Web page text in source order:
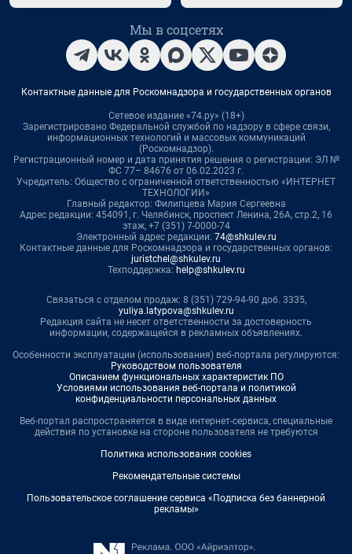
Мы в соцсетях
Контактные данные для Роскомнадзора и государственных органов
Сетевое издание «74.ру» (18+)
Зарегистрировано Федеральной службой по надзору в сфере связи,
информационных технологий и массовых коммуникаций
(Роскомнадзор).
Регистрационный номер и дата принятия решения о регистрации: ЭЛ №
ФС 77– 84676 от 06.02.2023 г.
Учредитель: Общество с ограниченной ответственностью «ИНТЕРНЕТ
ТЕХНОЛОГИИ»
Главный редактор: Филипцева Мария Сергеевна
Адрес редакции: 454091, г. Челябинск, проспект Ленина, 26А, стр.2, 16
этаж, +7 (351) 7-0000-74
Электронный адрес редакции: 74@shkulev.ru
Контактные данные для Роскомнадзора и государственных органов:
juristchel@shkulev.ru
Техподдержка: help@shkulev.ru
Связаться с отделом продаж: 8 (351) 729-94-90 доб. 3335,
yuliya.latypova@shkulev.ru
Редакция сайта не несет ответственности за достоверность
информации, содержащейся в рекламных объявлениях.
Особенности эксплуатации (использования) веб-портала регулируются:
Руководством пользователя
Описанием функциональных характеристик ПО
Условиями использования веб-портала и политикой
конфиденциальности персональных данных
Веб-портал распространяется в виде интернет-сервиса, специальные
действия по установке на стороне пользователя не требуются
Политика использования cookies
Рекомендательные системы
Пользовательское соглашение сервиса «Подписка без баннерной
рекламы»